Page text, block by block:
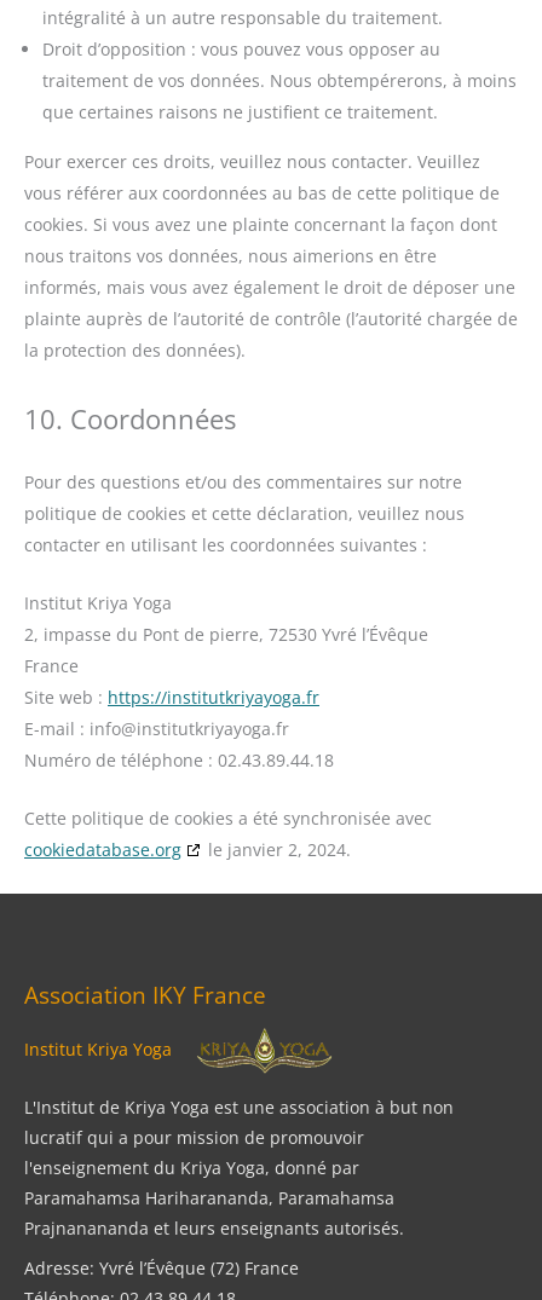
intégralité à un autre responsable du traitement.
Droit d’opposition : vous pouvez vous opposer au
traitement de vos données. Nous obtempérerons, à moins
que certaines raisons ne justifient ce traitement.
Pour exercer ces droits, veuillez nous contacter. Veuillez
vous référer aux coordonnées au bas de cette politique de
cookies. Si vous avez une plainte concernant la façon dont
nous traitons vos données, nous aimerions en être
informés, mais vous avez également le droit de déposer une
plainte auprès de l’autorité de contrôle (l’autorité chargée de
la protection des données).
10. Coordonnées
Pour des questions et/ou des commentaires sur notre
politique de cookies et cette déclaration, veuillez nous
contacter en utilisant les coordonnées suivantes :
Institut Kriya Yoga
2, impasse du Pont de pierre, 72530 Yvré l’Évêque
France
Site web : https://institutkriyayoga.fr
E-mail : info@institutkriyayoga.fr
Numéro de téléphone : 02.43.89.44.18
Cette politique de cookies a été synchronisée avec
cookiedatabase.org
le janvier 2, 2024.
Association IKY France
Institut Kriya Yoga
L'Institut de Kriya Yoga est une association à but non
lucratif qui a pour mission de promouvoir
l'enseignement du Kriya Yoga, donné par
Paramahamsa Hariharananda, Paramahamsa
Prajnanananda et leurs enseignants autorisés.
Adresse: Yvré l’Évêque (72) France